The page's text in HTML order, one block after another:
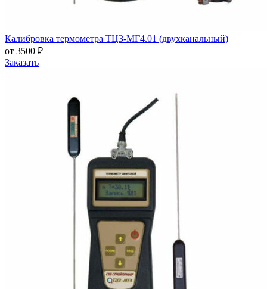
Калибровка термометра ТЦ3-МГ4.01 (двухканальный)
от 3500 ₽
Заказать